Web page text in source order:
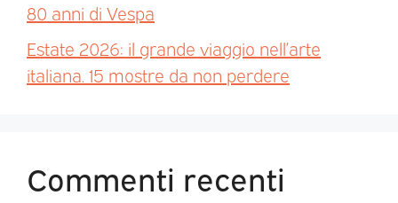
80 anni di Vespa
Estate 2026: il grande viaggio nell’arte
italiana. 15 mostre da non perdere
Commenti recenti